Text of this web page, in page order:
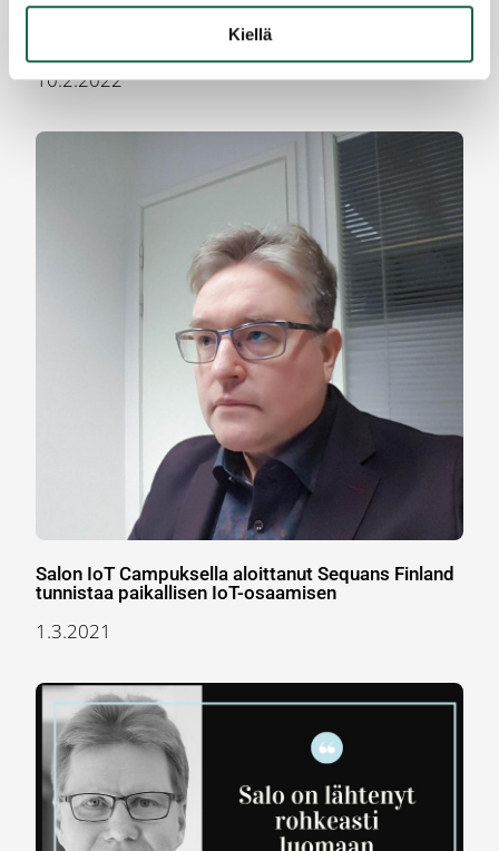
Kiellä
Ferentes Maritime käynnistää kesällä
risteilytoiminnan Salossa
10.2.2022
Salon IoT Campuksella aloittanut Sequans Finland
tunnistaa paikallisen IoT-osaamisen
1.3.2021